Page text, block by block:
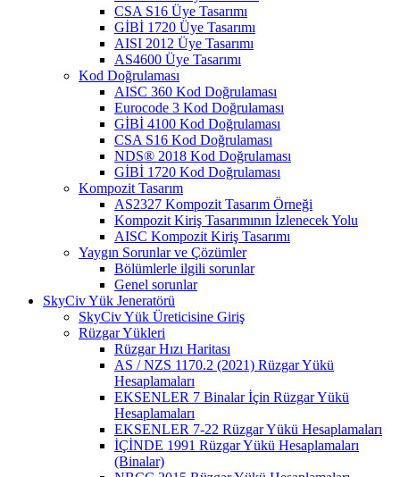
CSA S16 Üye Tasarımı
GİBİ 1720 Üye Tasarımı
AISI 2012 Üye Tasarımı
AS4600 Üye Tasarımı
Kod Doğrulaması
AISC 360 Kod Doğrulaması
Eurocode 3 Kod Doğrulaması
GİBİ 4100 Kod Doğrulaması
CSA S16 Kod Doğrulaması
NDS® 2018 Kod Doğrulaması
GİBİ 1720 Kod Doğrulaması
Kompozit Tasarım
AS2327 Kompozit Tasarım Örneği
Kompozit Kiriş Tasarımının İzlenecek Yolu
AISC Kompozit Kiriş Tasarımı
Yaygın Sorunlar ve Çözümler
Bölümlerle ilgili sorunlar
Genel sorunlar
SkyCiv Yük Jeneratörü
SkyCiv Yük Üreticisine Giriş
Rüzgar Yükleri
Rüzgar Hızı Haritası
AS / NZS 1170.2 (2021) Rüzgar Yükü
Hesaplamaları
EKSENLER 7 Binalar İçin Rüzgar Yükü
Hesaplamaları
EKSENLER 7-22 Rüzgar Yükü Hesaplamaları
İÇİNDE 1991 Rüzgar Yükü Hesaplamaları
(Binalar)